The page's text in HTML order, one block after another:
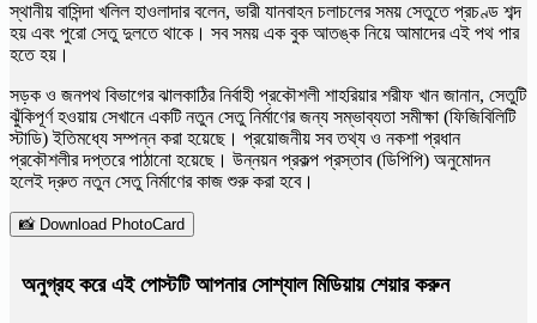
স্থানীয় বাসিন্দা খলিল হাওলাদার বলেন, ভারী যানবাহন চলাচলের সময় সেতুতে প্রচণ্ড শব্দ
হয় এবং পুরো সেতু দুলতে থাকে। সব সময় এক বুক আতঙ্ক নিয়ে আমাদের এই পথ পার
হতে হয়।
সড়ক ও জনপথ বিভাগের ঝালকাঠির নির্বাহী প্রকৌশলী শাহরিয়ার শরীফ খান জানান, সেতুটি
ঝুঁকিপূর্ণ হওয়ায় সেখানে একটি নতুন সেতু নির্মাণের জন্য সম্ভাব্যতা সমীক্ষা (ফিজিবিলিটি
স্টাডি) ইতিমধ্যে সম্পন্ন করা হয়েছে। প্রয়োজনীয় সব তথ্য ও নকশা প্রধান
প্রকৌশলীর দপ্তরে পাঠানো হয়েছে। উন্নয়ন প্রকল্প প্রস্তাব (ডিপিপি) অনুমোদন
হলেই দ্রুত নতুন সেতু নির্মাণের কাজ শুরু করা হবে।
📸 Download PhotoCard
অনুগ্রহ করে এই পোস্টটি আপনার সোশ্যাল মিডিয়ায় শেয়ার করুন